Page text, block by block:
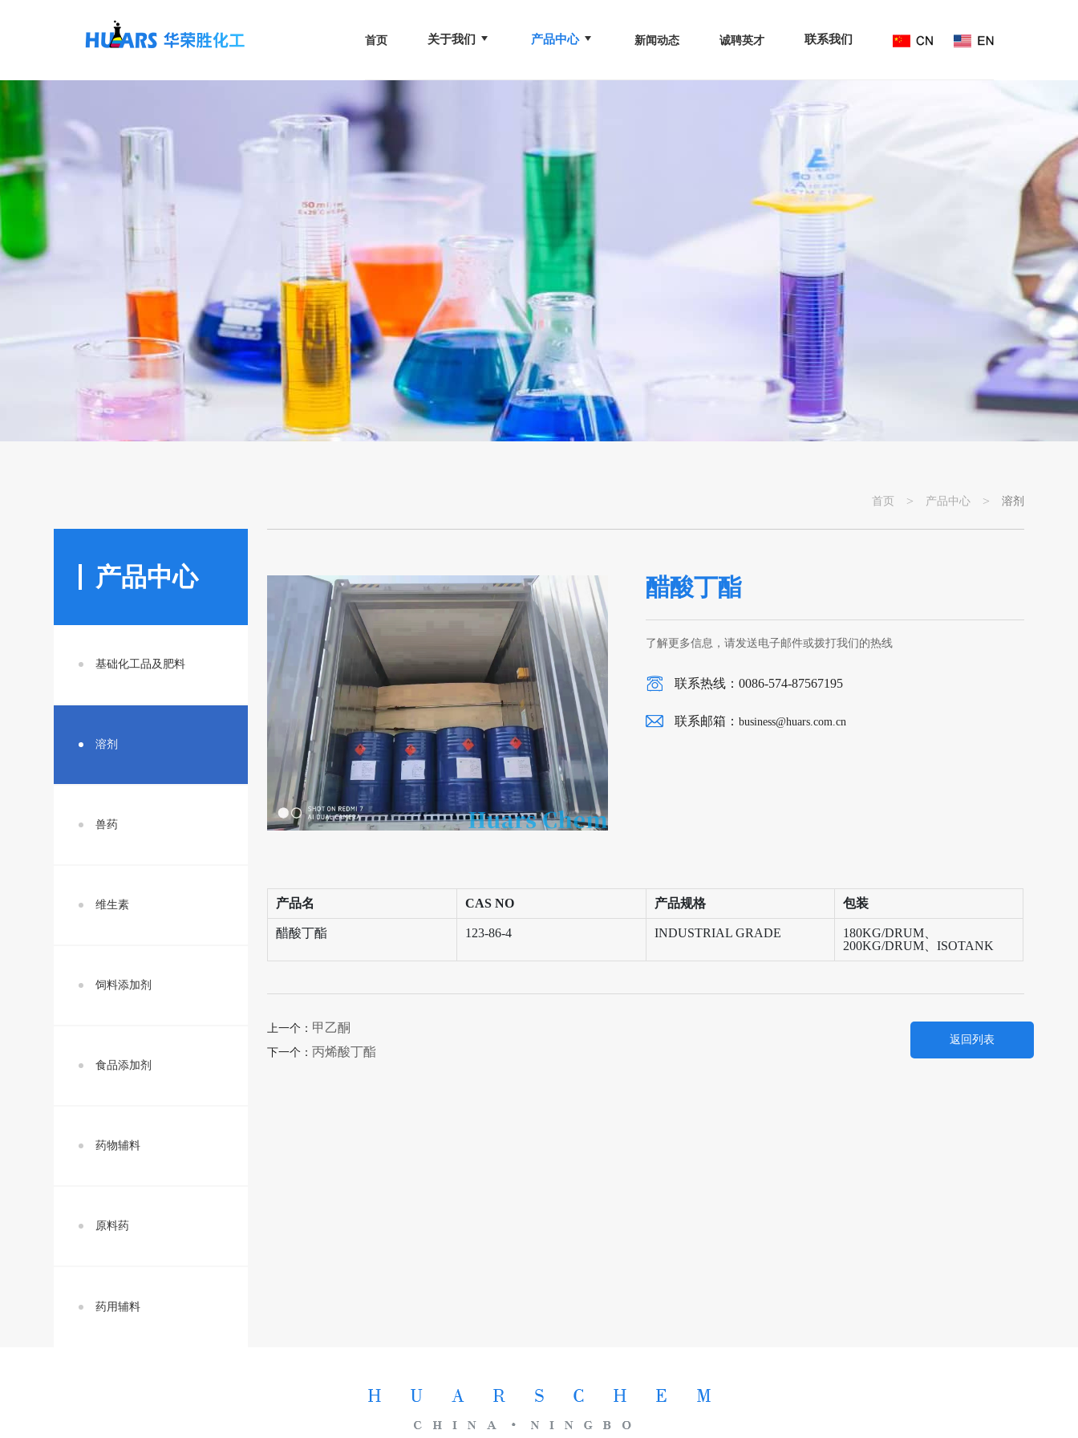
首页 关于我们 产品中心 新闻动态 诚聘英才 联系我们
产品中心
基础化工品及肥料
溶剂
兽药
维生素
饲料添加剂
食品添加剂
药物辅料
原料药
药用辅料
首页 > 产品中心 > 溶剂
醋酸丁酯
了解更多信息，请发送电子邮件或拨打我们的热线
联系热线：0086-574-87567195
联系邮箱：business@huars.com.cn
产品名 CAS NO 产品规格 包装
醋酸丁酯 123-86-4 INDUSTRIAL GRADE
180KG/DRUM、
200KG/DRUM、ISOTANK
上一个： 甲乙酮
下一个： 丙烯酸丁酯
返回列表